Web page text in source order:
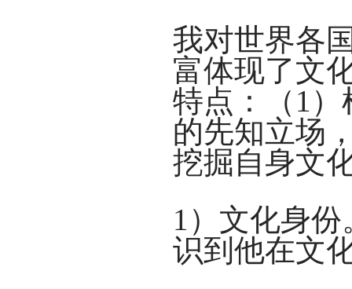
我对世界各
富体现了文
特点：（1
的先知立场
挖掘自身文
1）文化身份
识到他在文